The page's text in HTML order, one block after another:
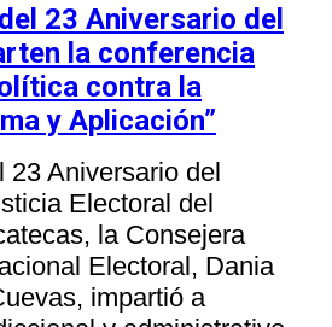
23 Aniversario del
la conferencia
contra la
y Aplicación”
23 Aniversario del
Electoral del
la Consejera
Electoral, Dania
impartió a